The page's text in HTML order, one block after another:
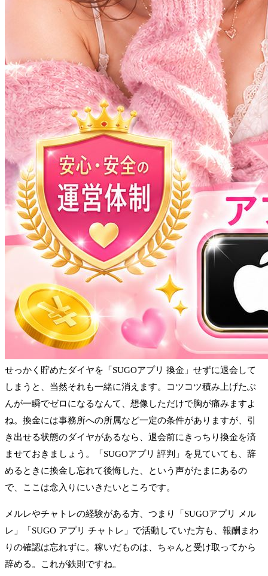
せっかく貯めたダイヤを「SUGOアプリ 換金」せずに退会して
しまうと、当然それも一緒に消えます。コツコツ積み上げたぶ
んが一瞬でゼロになるなんて、想像しただけで胸が痛みますよ
ね。換金には事務所への所属など一定の条件がありますが、引
き出せる状態のダイヤがあるなら、退会前にきっちり換金を済
ませておきましょう。「SUGOアプリ 評判」を見ていても、辞
めるときに換金し忘れて後悔した、という声がたまにあるの
で、ここは念入りにいきたいところです。
メルレやチャトレの経験がある方、つまり「SUGOアプリ メル
レ」「SUGO アプリ チャトレ」で活動していた方も、報酬まわ
りの確認は忘れずに。稼いだものは、ちゃんと受け取ってから
辞める。これが鉄則ですね。